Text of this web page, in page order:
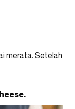
merata. Setelah